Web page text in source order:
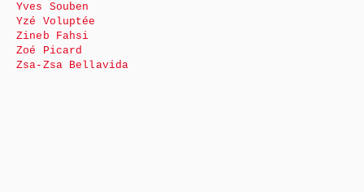
Yves Souben
Yzé Voluptée
Zineb Fahsi
Zoé Picard
Zsa-Zsa Bellavida